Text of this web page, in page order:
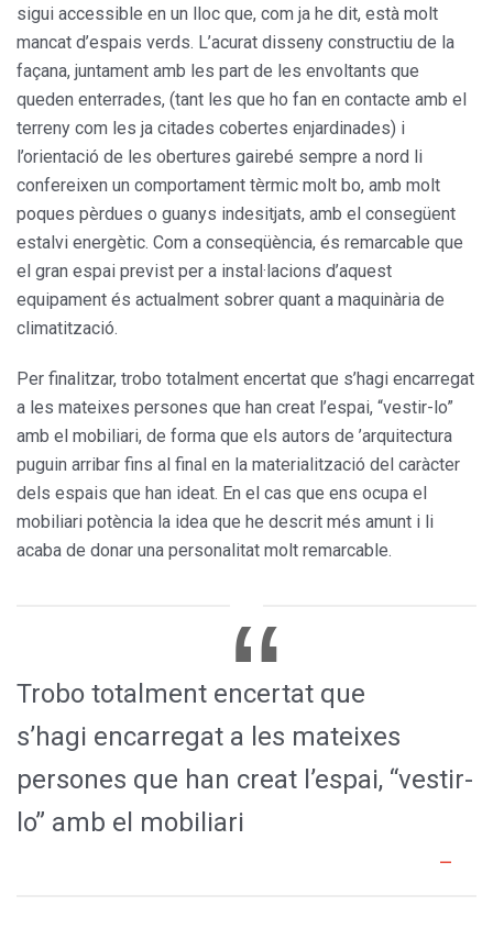
sigui accessible en un lloc que, com ja he dit, està molt
mancat d’espais verds. L’acurat disseny constructiu de la
façana, juntament amb les part de les envoltants que
queden enterrades, (tant les que ho fan en contacte amb el
terreny com les ja citades cobertes enjardinades) i
l’orientació de les obertures gairebé sempre a nord li
confereixen un comportament tèrmic molt bo, amb molt
poques pèrdues o guanys indesitjats, amb el consegüent
estalvi energètic. Com a conseqüència, és remarcable que
el gran espai previst per a instal·lacions d’aquest
equipament és actualment sobrer quant a maquinària de
climatització.
Per finalitzar, trobo totalment encertat que s’hagi encarregat
a les mateixes persones que han creat l’espai, “vestir-lo”
amb el mobiliari, de forma que els autors de ’arquitectura
puguin arribar fins al final en la materialització del caràcter
dels espais que han ideat. En el cas que ens ocupa el
mobiliari potència la idea que he descrit més amunt i li
acaba de donar una personalitat molt remarcable.
Trobo totalment encertat que
s’hagi encarregat a les mateixes
persones que han creat l’espai, “vestir-
lo” amb el mobiliari